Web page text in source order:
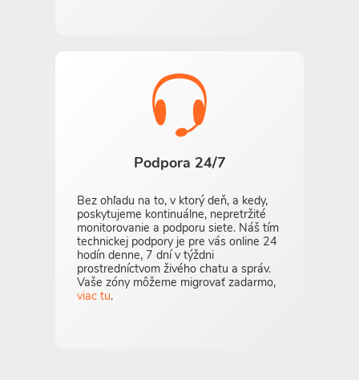
Podpora 24/7
Bez ohľadu na to, v ktorý deň, a kedy,
poskytujeme kontinuálne, nepretržité
monitorovanie a podporu siete. Náš tím
technickej podpory je pre vás online 24
hodín denne, 7 dní v týždni
prostredníctvom živého chatu a správ.
Vaše zóny môžeme migrovať zadarmo,
viac tu.